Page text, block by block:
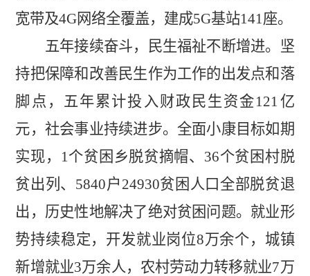
宽带及4G网络全覆盖，建成5G基站141 座。
五年接续奋斗，民生福祉不断增进。 坚
持把保障和改善民生作为工作的出发点和落
脚点，五年累计投入财政民生资金121 亿
元，社会事业持续进步。 全面小康目标如期
实现，
1 个贫困乡脱贫摘帽、 36个贫困村脱
贫出列、 5840户 24930贫困人口全部脱贫退
出，历史性地解决了绝对贫困问题。就业形
势持续稳定，开发就业岗位8万余个，城镇
新增就业3万余人，农村劳动力转移就业7万